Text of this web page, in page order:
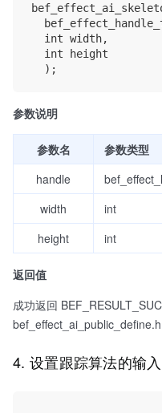
参数说明
参数名 参数类型
handle
width
int
height
int
返回值
成功返回
bef_effect_ai_public_define.h
4. 设置跟踪算法的输